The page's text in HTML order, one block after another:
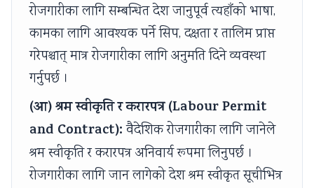
रोजगारीका लागि सम्बन्धित देश जानुपूर्व त्यहाँको भाषा,
कामका लागि आवश्यक पर्ने सिप, दक्षता र तालिम प्राप्त
गरेपश्चात् मात्र रोजगारीका लागि अनुमति दिने व्यवस्था
गर्नुपर्छ ।
(आ) श्रम स्वीकृति र करारपत्र (Labour Permit
and Contract):वैदेशिक रोजगारीका लागि जानेले
श्रम स्वीकृति र करारपत्र अनिवार्य रूपमा लिनुपर्छ ।
रोजगारीका लागि जान लागेको देश श्रम स्वीकृत सूचीभित्र